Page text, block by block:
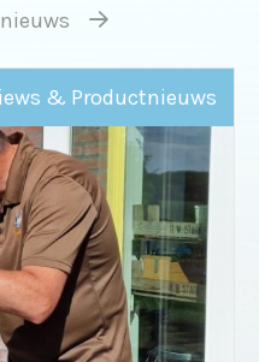
& Productnieuws